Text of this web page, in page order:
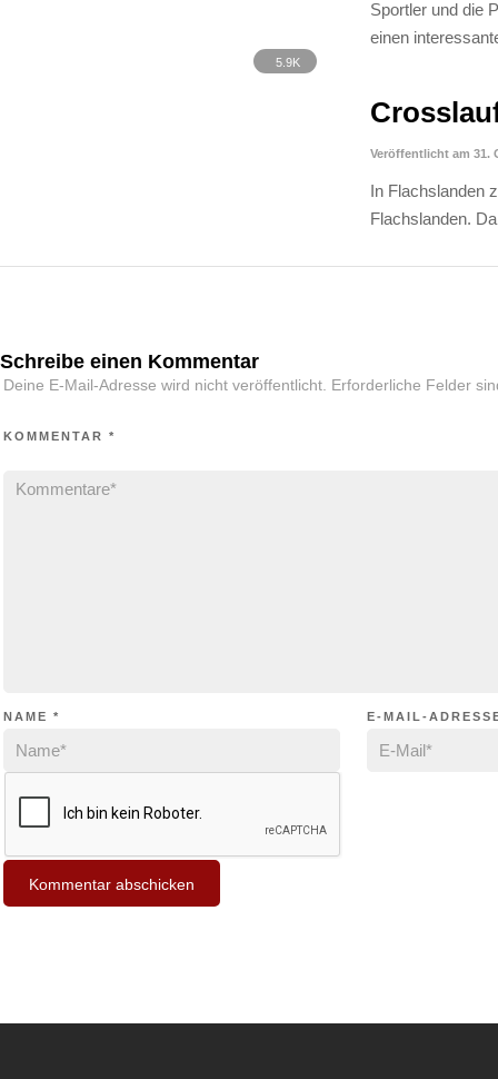
Sportler und die
einen
5.9K
Veröffentlicht am 31.
In Flachslanden
Flachslanden.
Schreibe einen Kommentar
Deine E-Mail-Adresse wird nicht veröffentlicht. Erforderliche Felder
KOMMENTAR *
NAME * E-MAIL-